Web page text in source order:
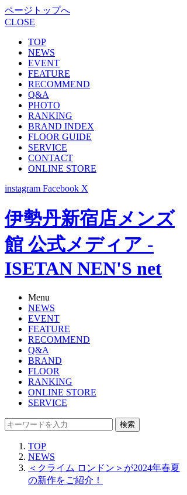
ページトップへ
CLOSE
TOP
NEWS
EVENT
FEATURE
RECOMMEND
Q&A
PHOTO
RANKING
BRAND INDEX
FLOOR GUIDE
SERVICE
CONTACT
ONLINE STORE
instagram Facebook X
伊勢丹新宿店メンズ
館 公式メディア -
ISETAN NEN'S net
Menu
NEWS
EVENT
FEATURE
RECOMMEND
Q&A
BRAND
FLOOR
RANKING
ONLINE STORE
SERVICE
検索
TOP
NEWS
＜クライム ロンドン＞が2024年春夏
の新作をご紹介！